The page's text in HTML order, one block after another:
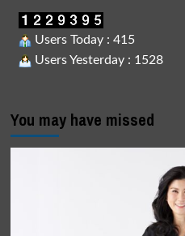
Users Today : 415
Users Yesterday : 1528
You may have missed